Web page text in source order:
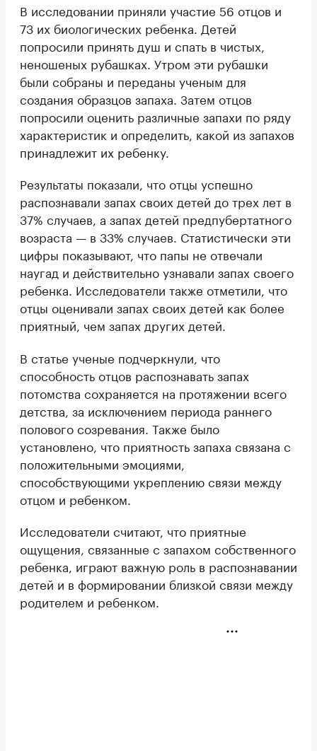
В исследовании приняли участие 56 отцов и
73 их биологических ребенка. Детей
попросили принять душ и спать в чистых,
неношеных рубашках. Утром эти рубашки
были собраны и переданы ученым для
создания образцов запаха. Затем отцов
попросили оценить различные запахи по ряду
характеристик и определить, какой из запахов
принадлежит их ребенку.
Результаты показали, что отцы успешно
распознавали запах своих детей до трех лет в
37% случаев, а запах детей предпубертатного
возраста — в 33% случаев. Статистически эти
цифры показывают, что папы не отвечали
наугад и действительно узнавали запах своего
ребенка. Исследователи также отметили, что
отцы оценивали запах своих детей как более
приятный, чем запах других детей.
В статье ученые подчеркнули, что
способность отцов распознавать запах
потомства сохраняется на протяжении всего
детства, за исключением периода раннего
полового созревания. Также было
установлено, что приятность запаха связана с
положительными эмоциями,
способствующими укреплению связи между
отцом и ребенком.
Исследователи считают, что приятные
ощущения, связанные с запахом собственного
ребенка, играют важную роль в распознавании
детей и в формировании близкой связи между
родителем и ребенком.